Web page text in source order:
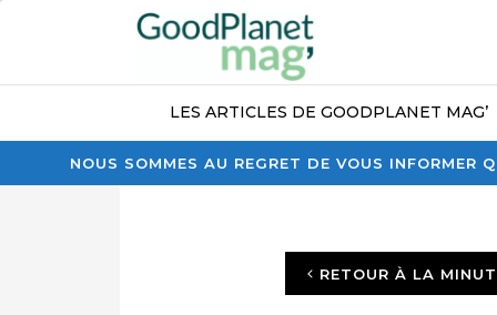
NOUS SOMMES AU REGRET DE VOUS
LES ARTICLES DE GOODPLANET MAG’
RETOUR À LA